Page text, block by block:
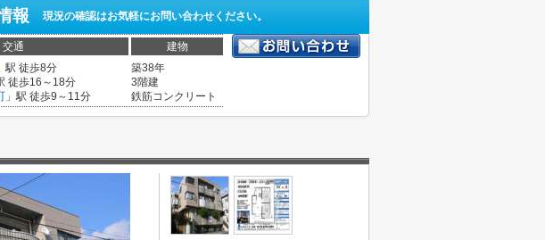
報 現況の確認はお気軽にお問い合わせください。
交通 建物
駅 徒歩8分
徒歩16～18分
」駅 徒歩9～11分
築38年
3階建
鉄筋コンクリート